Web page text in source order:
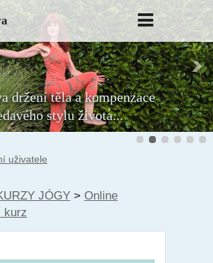
držení těla a kompenzace
stylu života...
uživatele
JÓGY > Online
kurz